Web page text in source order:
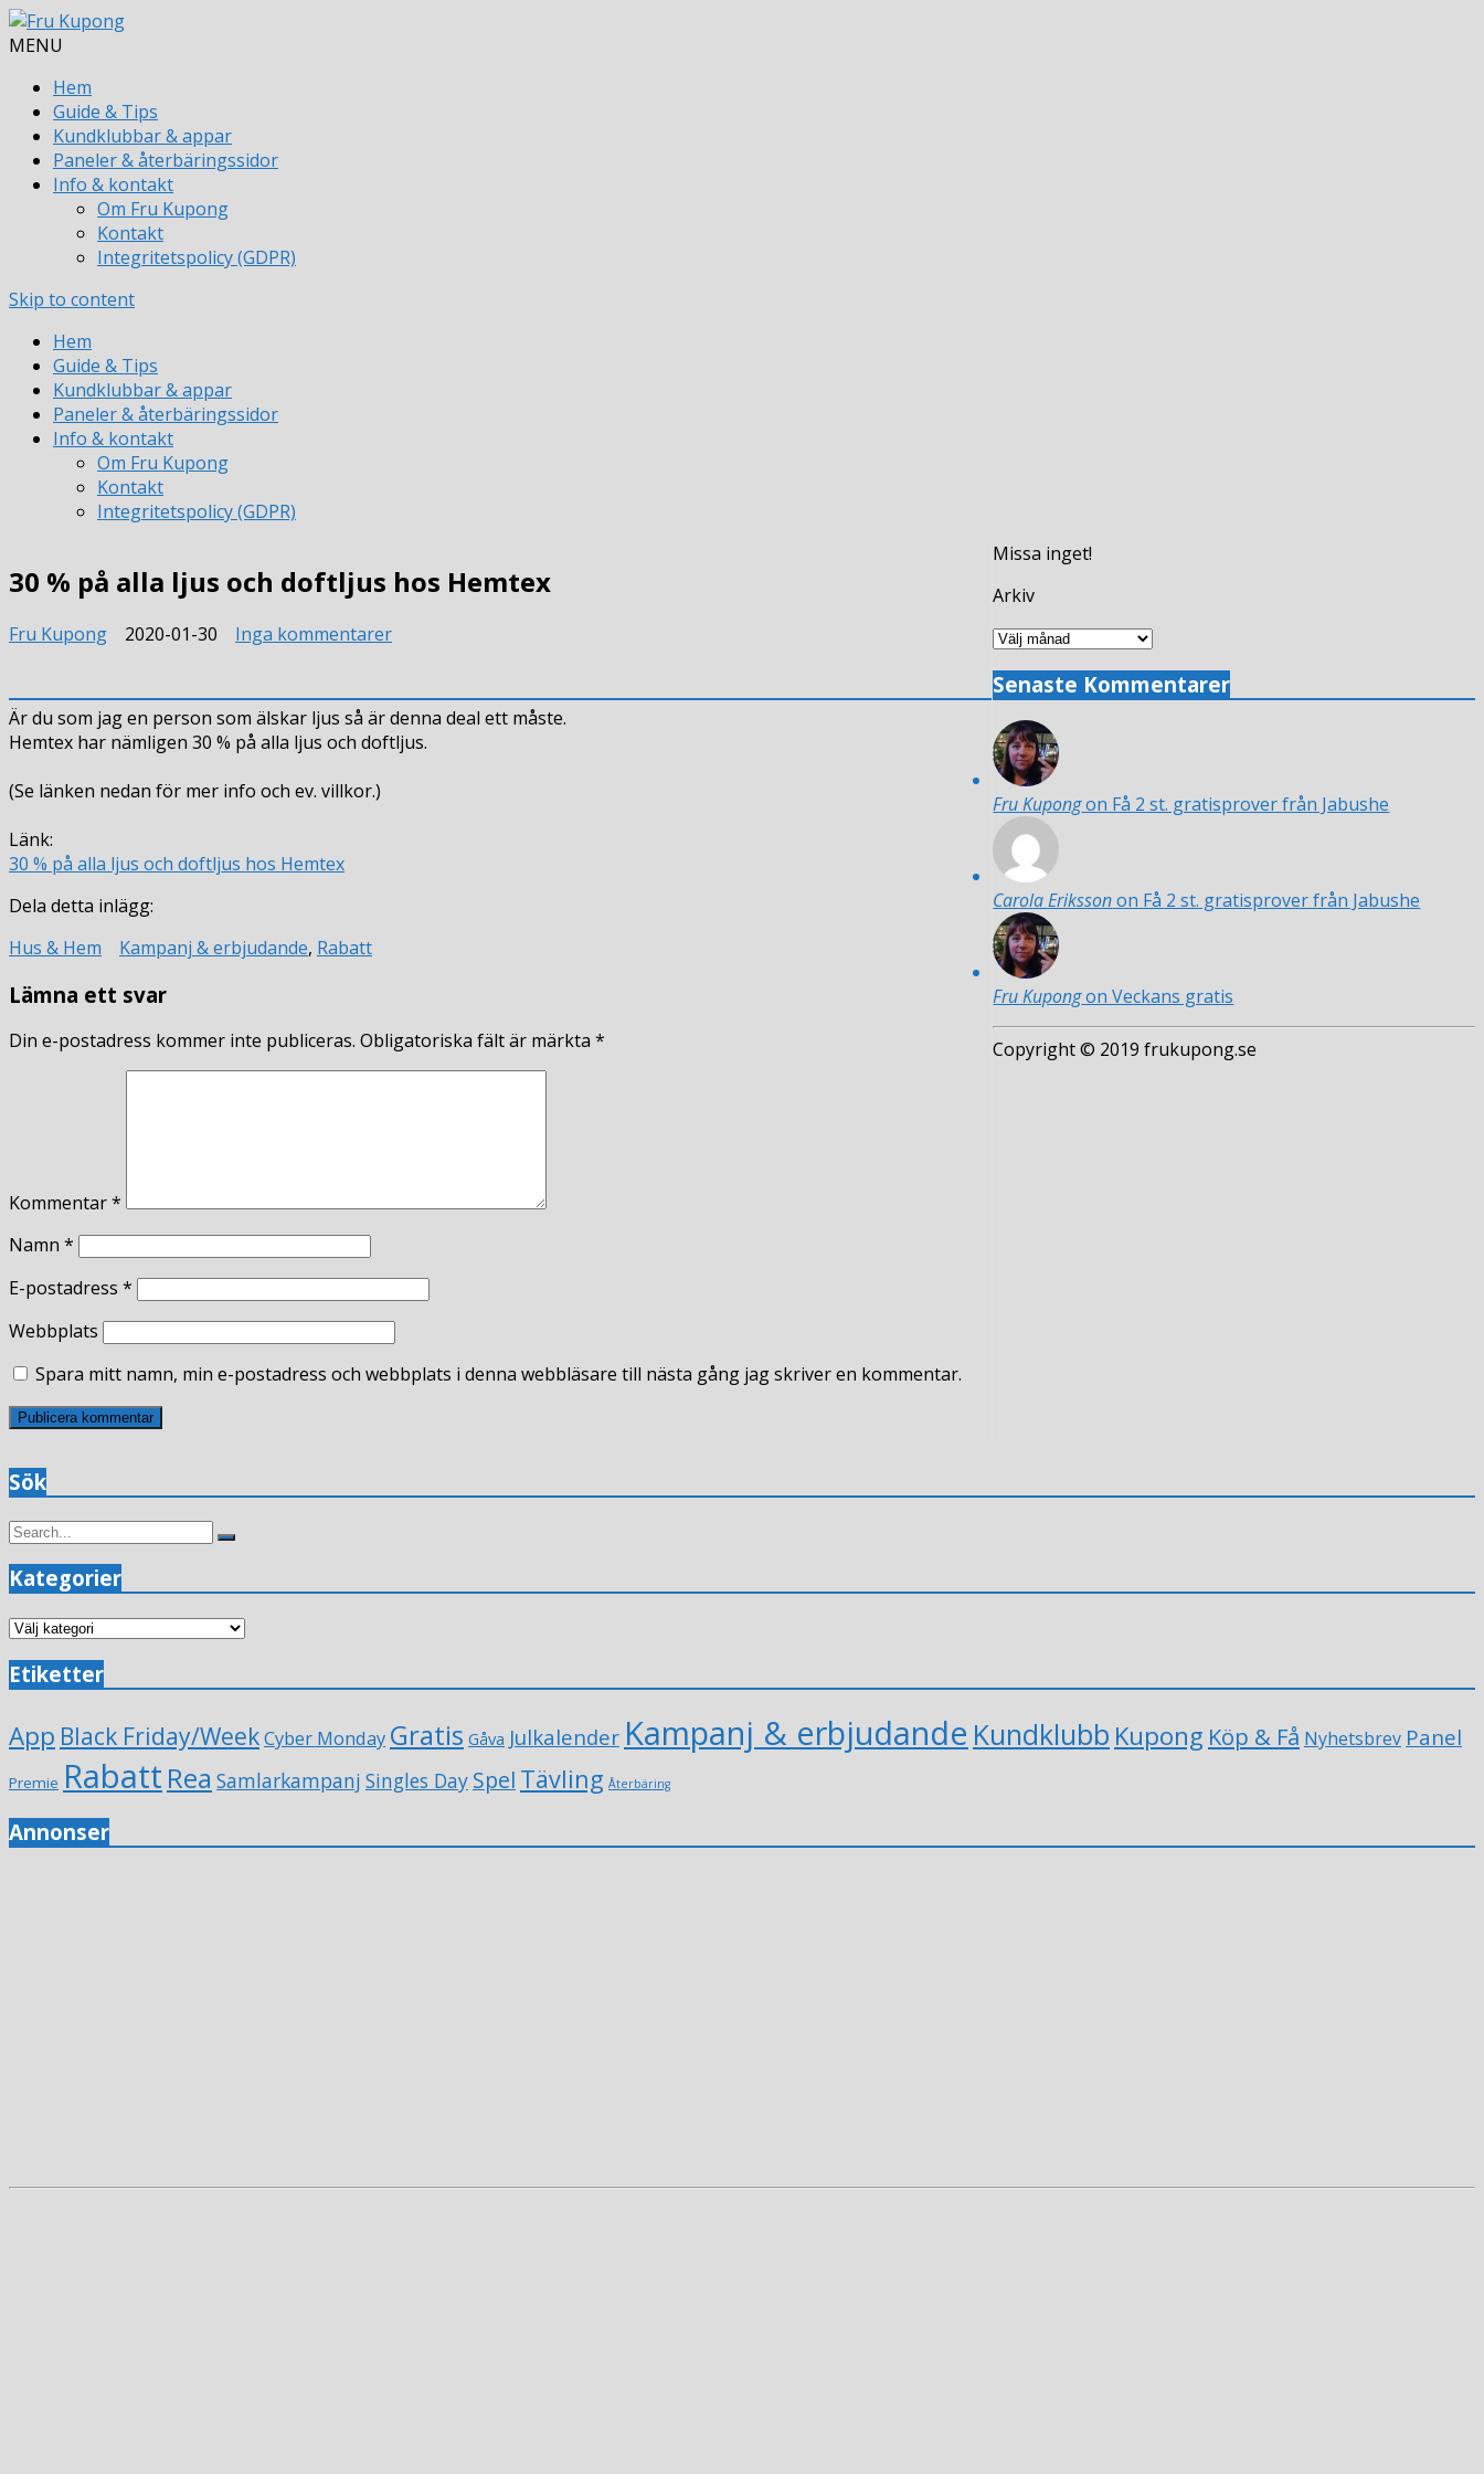
MENU
Hem
Guide & Tips
Kundklubbar & appar
Paneler & återbäringssidor
Info & kontakt
Om Fru Kupong
Kontakt
Integritetspolicy (GDPR)
Skip to content
Hem
Guide & Tips
Kundklubbar & appar
Paneler & återbäringssidor
Info & kontakt
Om Fru Kupong
Kontakt
Integritetspolicy (GDPR)
30 % på alla ljus och doftljus hos Hemtex
Fru Kupong 2020-01-30 Inga kommentarertill
på
alla
ljus
Är du som jag en person som älskar ljus så är denna deal ett måste.
Hemtex har nämligen 30 % på alla ljus och doftljus.
(Se länken nedan för mer info och ev. villkor.)
Länk:
30 % på alla ljus och doftljus hos Hemtex
Dela detta inlägg:
Hus & Hem
Kampanj & erbjudande, Rabatt
Lämna ett svar
Din e-postadress kommer inte publiceras. Obligatoriska fält är märkta *
Kommentar*
Namn *
E-postadress *
Webbplats
Spara mitt namn, min e-postadress och webbplats i denna webbläsare till nästa gång jag skriver en kommentar.
Sök
Search
Search
Kategorier
Kategorier
Etiketter
App Black Friday/WeekCyber Monday Gratis Gåva Julkalender Kampanj & erbjudande Kundklubb Kupong Köp & Få Nyhetsbrev Panel
Premie Rabatt Rea Samlarkampanj Singles Day Spel Tävling Återbäring
Annonser
Missa inget!
Arkiv
Arkiv
Senaste Kommentarer
Fru Kupongon Få 2 st. gratisprover från Jabushe
Carola Erikssonon Få 2 st. gratisprover från Jabushe
Fru Kupongon Veckans gratis
Copyright © 2019 frukupong.se